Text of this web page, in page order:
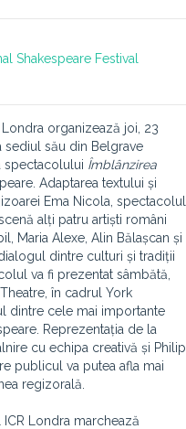
Shakespeare Festival
organizează joi, 23
sediul său din Belgrave
spectacolului Îmblânzirea
Adaptarea textului și
Ema Nicola, spectacolul
alți patru artiști români
Maria Alexe, Alin Bălașcan și
dintre culturi și tradiții
va fi prezentat sâmbătă,
în cadrul York
dintre cele mai importante
Reprezentația de la
cu echipa creativă și Philip
publicul va putea afla mai
regizorală.
Londra marchează